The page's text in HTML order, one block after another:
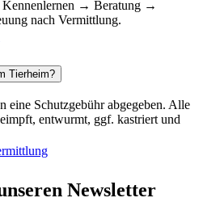
Kennenlernen → Beratung →
nach Vermittlung.
Tierheim?
eine Schutzgebühr abgegeben. Alle
entwurmt, ggf. kastriert und
Newsletter